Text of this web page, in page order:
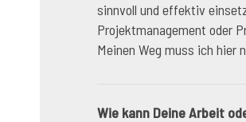
sinnvoll und effektiv
Projektmanagement oder
Meinen Weg muss ich hier
Wie kann Deine Arbeit